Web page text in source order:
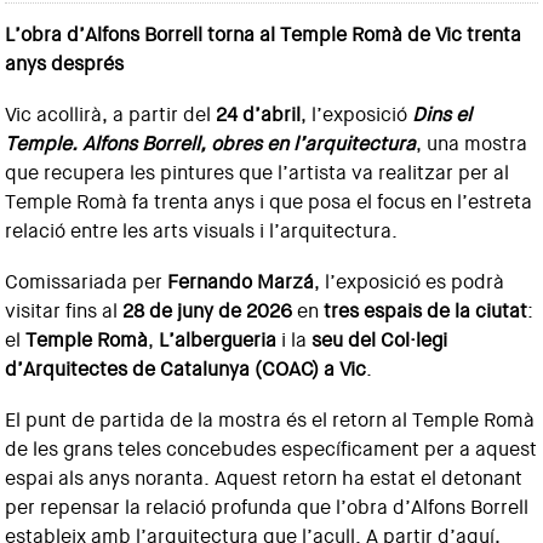
L’obra d’Alfons Borrell torna al Temple Romà de Vic trenta
anys després
Vic acollirà, a partir del 24 d’abril, l’exposició Dins el
Temple. Alfons Borrell, obres en l’arquitectura, una mostra
que recupera les pintures que l’artista va realitzar per al
Temple Romà fa trenta anys i que posa el focus en l’estreta
relació entre les arts visuals i l’arquitectura.
Comissariada per Fernando Marzá, l’exposició es podrà
visitar fins al 28 de juny de 2026entres espais de la ciutat:
elTemple Romà, L’albergueria i laseu del Col·legi
d’Arquitectes de Catalunya (COAC) a Vic.
El punt de partida de la mostra és el retorn al Temple Romà
de les grans teles concebudes específicament per a aquest
espai als anys noranta. Aquest retorn ha estat el detonant
per repensar la relació profunda que l’obra d’Alfons Borrell
estableix amb l’arquitectura que l’acull. A partir d’aquí,